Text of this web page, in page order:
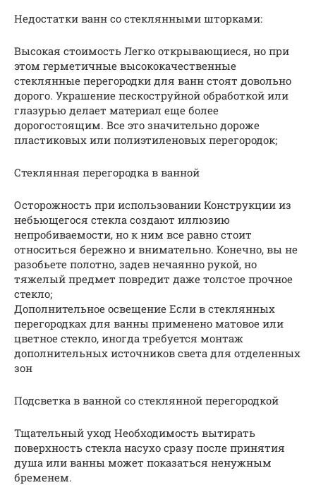
Недостатки ванн со стеклянными шторками:
Высокая стоимость Легко открывающиеся, но при
этом герметичные высококачественные
стеклянные перегородки для ванн стоят довольно
дорого. Украшение пескоструйной обработкой или
глазурью делает материал еще более
дорогостоящим. Все это значительно дороже
пластиковых или полиэтиленовых перегородок;
Стеклянная перегородка в ванной
Осторожность при использовании Конструкции из
небьющегося стекла создают иллюзию
непробиваемости, но к ним все равно стоит
относиться бережно и внимательно. Конечно, вы не
разобьете полотно, задев нечаянно рукой, но
тяжелый предмет повредит даже толстое прочное
стекло;
Дополнительное освещение Если в стеклянных
перегородках для ванны применено матовое или
цветное стекло, иногда требуется монтаж
дополнительных источников света для отделенных
зон
Подсветка в ванной со стеклянной перегородкой
Тщательный уход Необходимость вытирать
поверхность стекла насухо сразу после принятия
душа или ванны может показаться ненужным
бременем.